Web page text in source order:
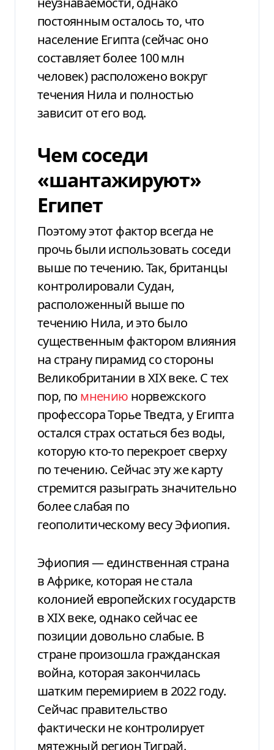
постоянным осталось то, что
население Египта (сейчас оно
составляет более 100 млн
человек) расположено вокруг
течения Нила и полностью
зависит от его вод.
Чем соседи
«шантажируют»
Египет
Поэтому этот фактор всегда не
прочь были использовать соседи
выше по течению. Так, британцы
контролировали Судан,
расположенный выше по
течению Нила, и это было
существенным фактором влияния
на страну пирамид со стороны
Великобритании в XIX веке. С тех
пор, по мнению норвежского
профессора Торье Тведта, у Египта
остался страх остаться без воды,
которую кто-то перекроет сверху
по течению. Сейчас эту же карту
стремится разыграть значительно
более слабая по
геополитическому весу Эфиопия.
Эфиопия — единственная страна
в Африке, которая не стала
колонией европейских государств
в XIX веке, однако сейчас ее
позиции довольно слабые. В
стране произошла гражданская
война, которая закончилась
шатким перемирием в 2022 году.
Сейчас правительство
фактически не контролирует
мятежный регион Тиграй.